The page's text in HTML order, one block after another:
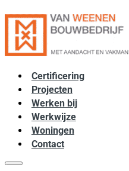
Certificering
Projecten
Werken bij
Werkwijze
Woningen
Contact